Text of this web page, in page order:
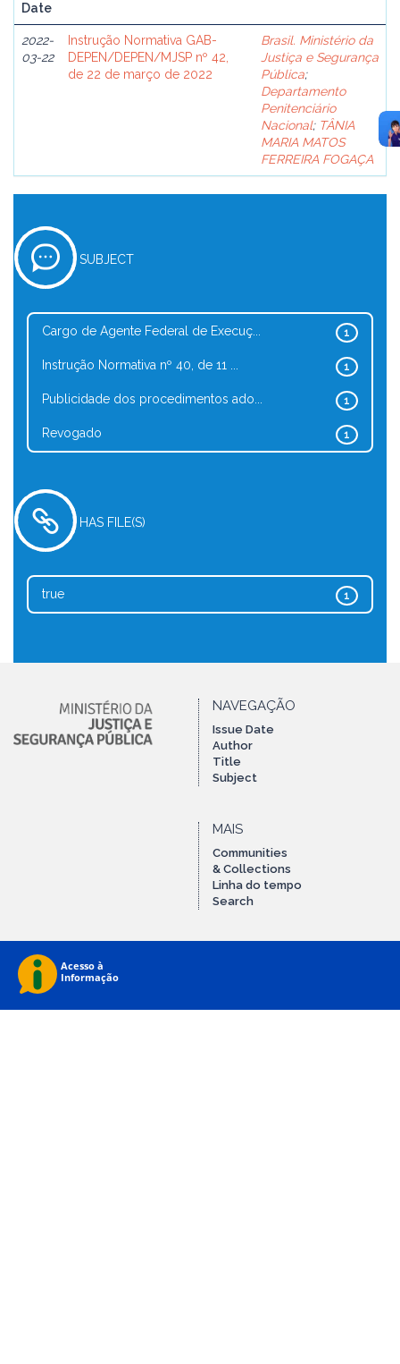
Date
2022-
03-22
Instrução Normativa GAB-
DEPEN/DEPEN/MJSP nº 42,
de 22 de março de 2022
Brasil. Ministério da
Justiça e Segurança
Pública;
Departamento
Penitenciário
Nacional; TÂNIA
MARIA MATOS
FERREIRA FOGAÇA
SUBJECT
1
Cargo de Agente Federal de Execuç...
1
Instrução Normativa nº 40, de 11 ...
1
Publicidade dos procedimentos ado...
1
Revogado
HAS FILE(S)
1
true
NAVEGAÇÃO
Issue Date
Author
Title
Subject
MAIS
Communities
& Collections
Linha do tempo
Search